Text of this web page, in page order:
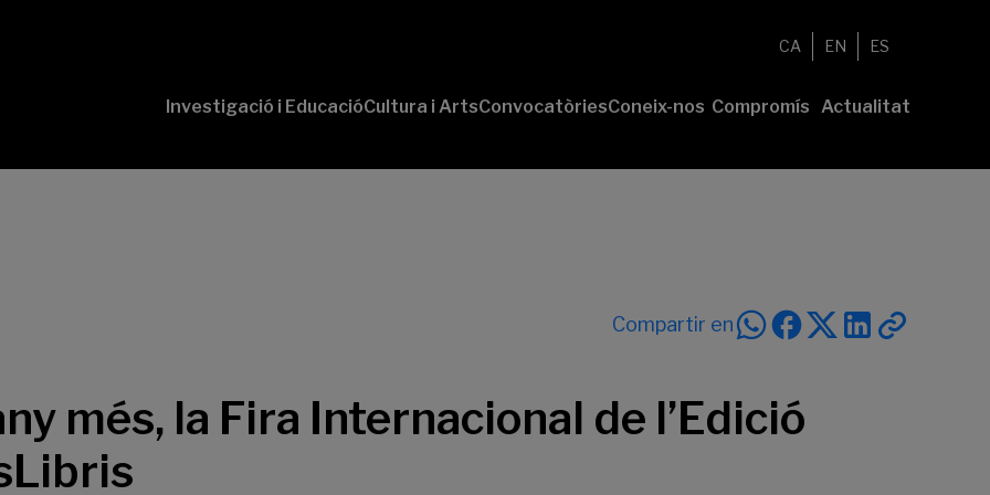
CA EN ES
Investigació i EducacióCultura i ArtsConvocatòriesConeix-nos Compromís Actualitat
Compartir en
més, la Fira Internacional de l’Edició